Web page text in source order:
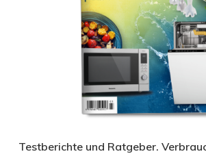
Testberichte und Ratgeber.